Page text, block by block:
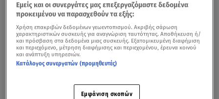
Εμείς και οι συνεργάτες μας επεξεργαζόμαστε δεδομένα
προκειμένου να παρασχεθούν τα εξής:
Χρήση επακριβών δεδομένων γεωεντοπισμού. Ακριβής σάρωση
χαρακτηριστικών συσκευής για αναγνώριση ταυτότητας. Αποθήκευση ή/
και πρόσβαση στα δεδομένα μιας συσκευής. Εξατομικευμένη διαφήμιση
και περιεχόμενο, μέτρηση διαφήμισης και περιεχομένου, έρευνα κοινού
και ανάπτυξη υπηρεσιών.
Κατάλογος συνεργατών (προμηθευτές)
Εμφάνιση σκοπών